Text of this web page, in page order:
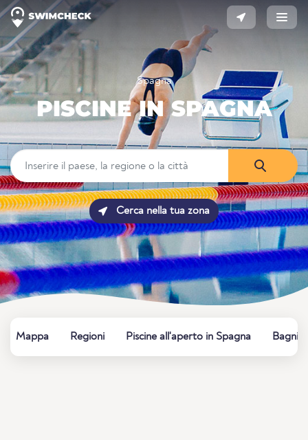
Spagna
PISCINE IN SPAGNA
Cerca nella tua zona
Mappa Regioni Piscine all'aperto in Spagna Bagni